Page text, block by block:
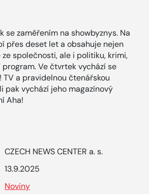
se zaměřením na showbyznys. Na
přes deset let a obsahuje nejen
společnosti, ale i politiku, krimi,
Ve čtvrtek vychází se
a pravidelnou čtenářskou
pak vychází jeho magazínový
Aha!
CZECH NEWS CENTER a. s.
13.9.2025
Noviny